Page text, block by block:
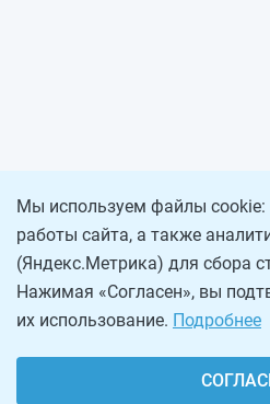
Мы используем файлы
работы сайта, а также
(Яндекс.Метрика) для сбора
Нажимая «Согласен», вы
их использование. Подробнее